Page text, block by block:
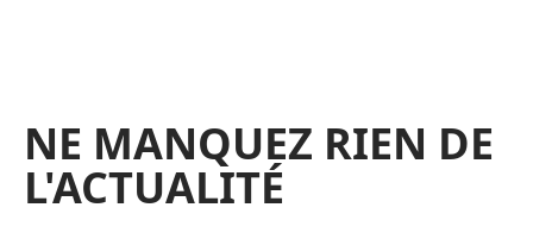
NE MANQUEZ RIEN DE
L'ACTUALITÉ